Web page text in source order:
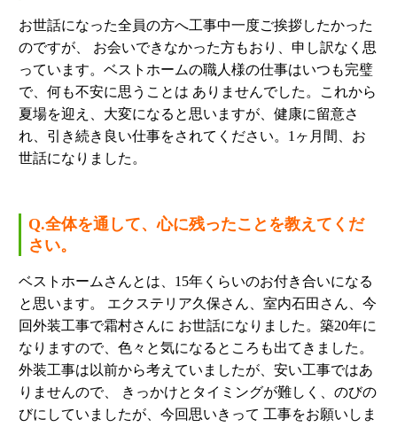
お世話になった全員の方へ工事中一度ご挨拶したかった
のですが、 お会いできなかった方もおり、申し訳なく思
っています。ベストホームの職人様の仕事はいつも完璧
で、何も不安に思うことは ありませんでした。これから
夏場を迎え、大変になると思いますが、健康に留意さ
れ、引き続き良い仕事をされてください。1ヶ月間、お
世話になりました。
Q.全体を通して、心に残ったことを教えてくだ
さい。
ベストホームさんとは、15年くらいのお付き合いになる
と思います。 エクステリア久保さん、室内石田さん、今
回外装工事で霜村さんに お世話になりました。築20年に
なりますので、色々と気になるところも出てきました。
外装工事は以前から考えていましたが、安い工事ではあ
りませんので、 きっかけとタイミングが難しく、のびの
びにしていましたが、今回思いきって 工事をお願いしま